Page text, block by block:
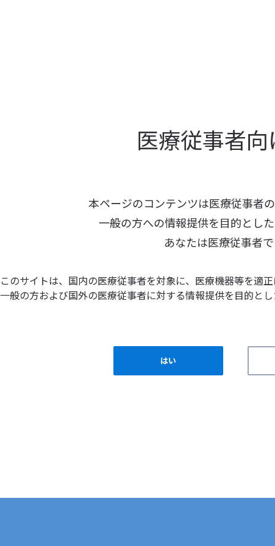
医療従事者
本ページのコンテンツは医療従事者
一般の方への情報提供を目的とし
あなたは医療従事者
このサイトは、国内の医療従事者を対象に、医療機器等を適
一般の方および国外の医療従事者に対する情報提供を目的と
はい